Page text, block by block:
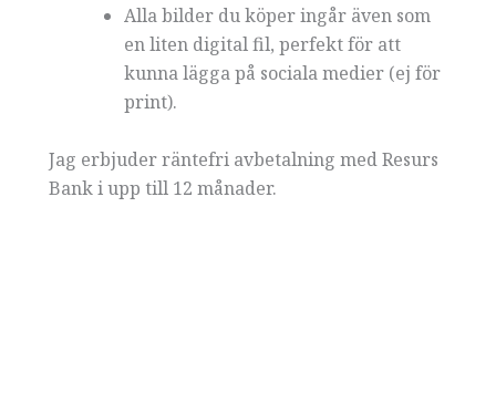
Alla bilder du köper ingår även som
en liten digital fil, perfekt för att
kunna lägga på sociala medier (ej för
print).
Jag erbjuder räntefri avbetalning med Resurs
Bank i upp till 12 månader.